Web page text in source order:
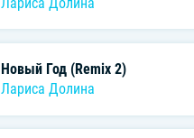
Новый Год (Remix 2)
Лариса Долина